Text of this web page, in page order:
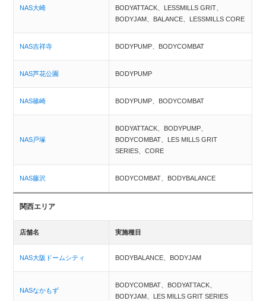
NAS大崎
BODYATTACK、LESSMILLS GRIT、
BODYJAM、BALANCE、LESSMILLS CORE
NAS吉祥寺 BODYPUMP、BODYCOMBAT
NAS芦花公園 BODYPUMP
NAS篠崎 BODYPUMP、BODYCOMBAT
NAS戸塚
BODYATTACK、BODYPUMP、
BODYCOMBAT、LES MILLS GRIT
SERIES、CORE
NAS藤沢 BODYCOMBAT、BODYBALANCE
関西エリア
店舗名 実施種目
NAS大阪ドームシティ BODYBALANCE、BODYJAM
NASなかもず
BODYCOMBAT、BODYATTACK、
BODYJAM、LES MILLS GRIT SERIES